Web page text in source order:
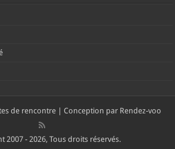
de rencontre | Conception par Rendez-voo
2007 - 2026, Tous droits réservés.